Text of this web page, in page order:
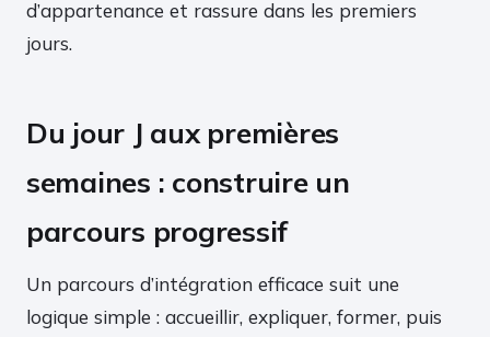
d’appartenance et rassure dans les premiers
jours.
Du jour J aux premières
semaines : construire un
parcours progressif
Un parcours d’intégration efficace suit une
logique simple : accueillir, expliquer, former, puis